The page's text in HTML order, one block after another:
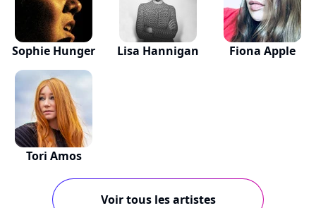
Sophie Hunger Lisa Hannigan Fiona Apple
Tori Amos
Voir tous les artistes